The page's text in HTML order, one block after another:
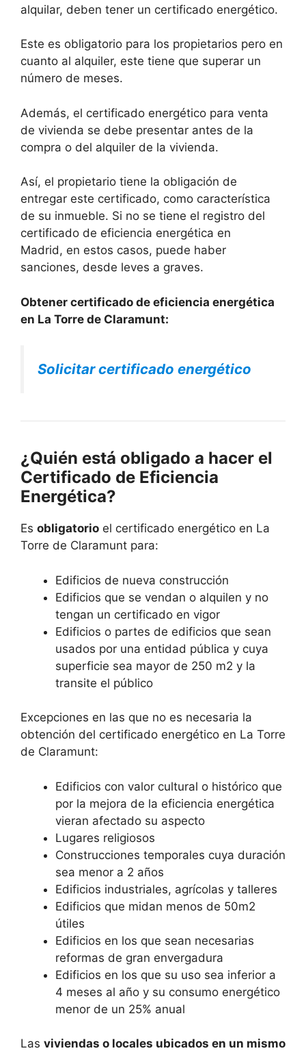
alquilar, deben tener un certificado energético.
Este es obligatorio para los propietarios pero en
cuanto al alquiler, este tiene que superar un
número de meses.
Además, el certificado energético para venta
de vivienda se debe presentar antes de la
compra o del alquiler de la vivienda.
Así, el propietario tiene la obligación de
entregar este certificado, como característica
de su inmueble. Si no se tiene el registro del
certificado de eficiencia energética en
Madrid, en estos casos, puede haber
sanciones, desde leves a graves.
Obtener certificado de eficiencia energética
en La Torre de Claramunt:
Solicitar certificado energético
¿Quién está obligado a hacer el
Certificado de Eficiencia
Energética?
Es obligatorio el certificado energético en La
Torre de Claramunt para:
Edificios de nueva construcción
Edificios que se vendan o alquilen y no
tengan un certificado en vigor
Edificios o partes de edificios que sean
usados por una entidad pública y cuya
superficie sea mayor de 250 m2 y la
transite el público
Excepciones en las que no es necesaria la
obtención del certificado energético en La Torre
de Claramunt:
Edificios con valor cultural o histórico que
por la mejora de la eficiencia energética
vieran afectado su aspecto
Lugares religiosos
Construcciones temporales cuya duración
sea menor a 2 años
Edificios industriales, agrícolas y talleres
Edificios que midan menos de 50m2
útiles
Edificios en los que sean necesarias
reformas de gran envergadura
Edificios en los que su uso sea inferior a
4 meses al año y su consumo energético
menor de un 25% anual
Las viviendas o locales ubicados en un mismo